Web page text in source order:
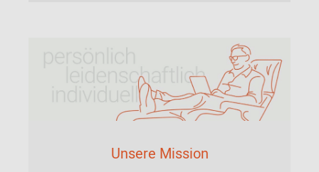
Unsere Mission